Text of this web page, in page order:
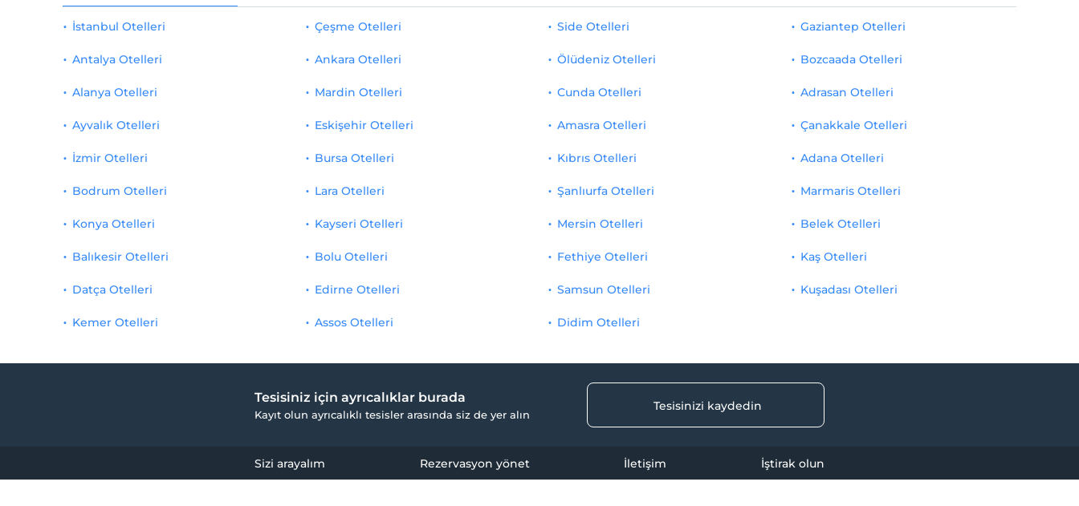
İstanbul Otelleri
Antalya Otelleri
Alanya Otelleri
Ayvalık Otelleri
İzmir Otelleri
Çeşme Otelleri
Ankara Otelleri
Mardin Otelleri
Eskişehir Otelleri
Bursa Otelleri
Side Otelleri
Ölüdeniz Otelleri
Cunda Otelleri
Amasra Otelleri
Kıbrıs Otelleri
Gaziantep Otelleri
Bozcaada Otelleri
Adrasan Otelleri
Çanakkale Otelleri
Adana Otelleri
Bodrum Otelleri
Konya Otelleri
Balıkesir Otelleri
Datça Otelleri
Kemer Otelleri
Lara Otelleri
Kayseri Otelleri
Bolu Otelleri
Edirne Otelleri
Assos Otelleri
Şanlıurfa Otelleri
Mersin Otelleri
Fethiye Otelleri
Samsun Otelleri
Didim Otelleri
Marmaris Otelleri
Belek Otelleri
Kaş Otelleri
Kuşadası Otelleri
Tesisiniz için ayrıcalıklar burada
Kayıt olun ayrıcalıklı tesisler arasında siz de yer alın
Tesisinizi kaydedin
Sizi arayalım Rezervasyon yönet İletişim İştirak olun